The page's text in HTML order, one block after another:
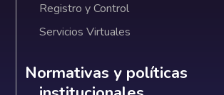
Registro y Control
Servicios Virtuales
Normativas y políticas
Normativas y políticas